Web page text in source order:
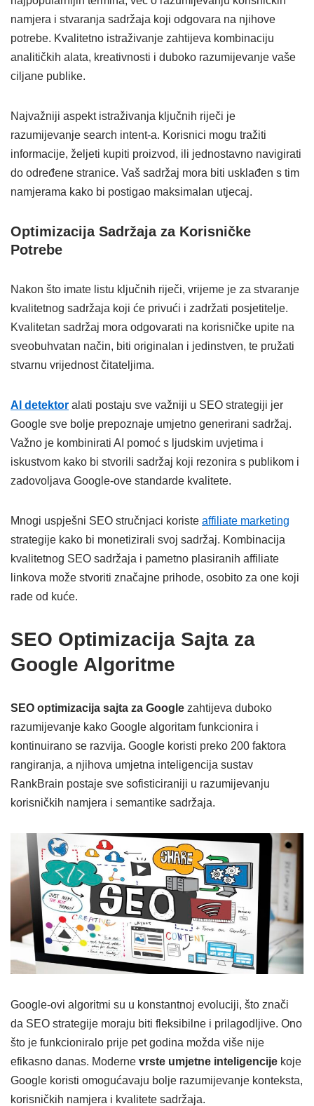
namjera i stvaranja sadržaja koji odgovara na njihove
potrebe. Kvalitetno istraživanje zahtijeva kombinaciju
analitičkih alata, kreativnosti i duboko razumijevanje vaše
ciljane publike.
Najvažniji aspekt istraživanja ključnih riječi je
razumijevanje search intent-a. Korisnici mogu tražiti
informacije, željeti kupiti proizvod, ili jednostavno navigirati
do određene stranice. Vaš sadržaj mora biti usklađen s tim
namjerama kako bi postigao maksimalan utjecaj.
Optimizacija Sadržaja za Korisničke
Potrebe
Nakon što imate listu ključnih riječi, vrijeme je za stvaranje
kvalitetnog sadržaja koji će privući i zadržati posjetitelje.
Kvalitetan sadržaj mora odgovarati na korisničke upite na
sveobuhvatan način, biti originalan i jedinstven, te pružati
stvarnu vrijednost čitateljima.
AI detektor alati postaju sve važniji u SEO strategiji jer
Google sve bolje prepoznaje umjetno generirani sadržaj.
Važno je kombinirati AI pomoć s ljudskim uvjetima i
iskustvom kako bi stvorili sadržaj koji rezonira s publikom i
zadovoljava Google-ove standarde kvalitete.
Mnogi uspješni SEO stručnjaci koriste affiliate marketing
strategije kako bi monetizirali svoj sadržaj. Kombinacija
kvalitetnog SEO sadržaja i pametno plasiranih affiliate
linkova može stvoriti značajne prihode, osobito za one koji
rade od kuće.
SEO Optimizacija Sajta za
Google Algoritme
SEO optimizacija sajta za Google zahtijeva duboko
razumijevanje kako Google algoritam funkcionira i
kontinuirano se razvija. Google koristi preko 200 faktora
rangiranja, a njihova umjetna inteligencija sustav
RankBrain postaje sve sofisticiraniji u razumijevanju
korisničkih namjera i semantike sadržaja.
Google-ovi algoritmi su u konstantnoj evoluciji, što znači
da SEO strategije moraju biti fleksibilne i prilagodljive. Ono
što je funkcioniralo prije pet godina možda više nije
efikasno danas. Moderne vrste umjetne inteligencije koje
Google koristi omogućavaju bolje razumijevanje konteksta,
korisničkih namjera i kvalitete sadržaja.